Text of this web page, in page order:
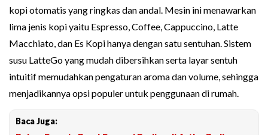
kopi otomatis yang ringkas dan andal. Mesin ini menawarkan
lima jenis kopi yaitu Espresso, Coffee, Cappuccino, Latte
Macchiato, dan Es Kopi hanya dengan satu sentuhan. Sistem
susu LatteGo yang mudah dibersihkan serta layar sentuh
intuitif memudahkan pengaturan aroma dan volume, sehingga
menjadikannya opsi populer untuk penggunaan di rumah.
Baca Juga: